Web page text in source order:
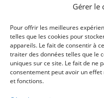
Gérer le
Pour offrir les meilleures
telles que les cookies pour
appareils. Le fait de consentir à
traiter des données telles que le
uniques sur ce site. Le fait de ne
consentement peut avoir un
et fonctions.
Rapport
Téléchargez